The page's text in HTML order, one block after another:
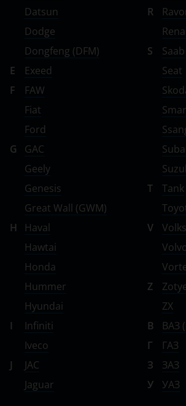
Datsun
Dodge
Dongfeng (DFM)
E
Exeed
F
FAW
Fiat
Ford
G
GAC
Geely
Genesis
Great Wall (GWM)
H
Haval
Hawtai
Honda
Hummer
Hyundai
I
Infiniti
Iveco
J
JAC
Jaguar
R
S
Saab
Seat
T
Tank
V
Z
ZX
В
ВАЗ
Г
ГАЗ
З
ЗАЗ
У
УАЗ